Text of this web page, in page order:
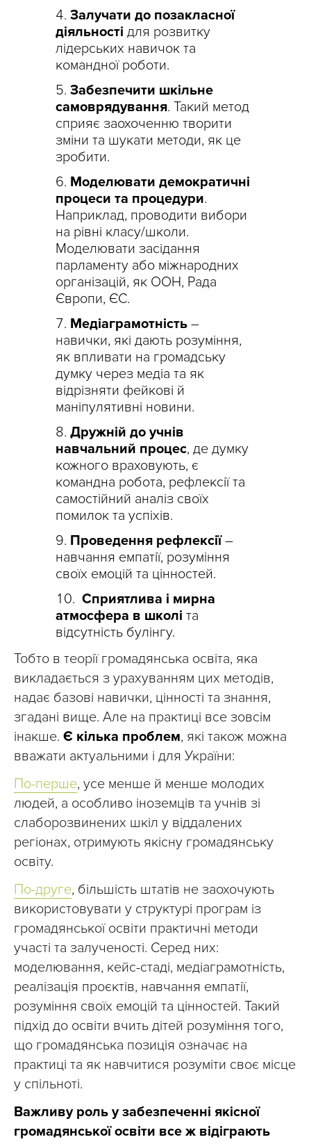
Залучати до позакласної
діяльності для розвитку
лідерських навичок та
командної роботи.
Забезпечити шкільне
самоврядування. Такий метод
сприяє заохоченню творити
зміни та шукати методи, як це
зробити.
Моделювати демократичні
процеси та процедури.
Наприклад, проводити вибори
на рівні класу/школи.
Моделювати засідання
парламенту або міжнародних
організацій, як ООН, Рада
Європи, ЄС.
Медіаграмотність –
навички, які дають розуміння,
як впливати на громадську
думку через медіа та як
відрізняти фейкові й
маніпулятивні новини.
Дружній до учнів
навчальний процес, де думку
кожного враховують, є
командна робота, рефлексії та
самостійний аналіз своїх
помилок та успіхів.
Проведення рефлексії–
навчання емпатії, розуміння
своїх емоцій та цінностей.
Сприятлива і мирна
атмосфера в школі та
відсутність булінгу.
Тобто в теорії громадянська освіта, яка
викладається з урахуванням цих методів,
надає базові навички, цінності та знання,
згадані вище. Але на практиці все зовсім
інакше. Є кілька проблем, які також можна
вважати актуальними і для України:
По-перше, усе менше й менше молодих
людей, а особливо іноземців та учнів зі
слаборозвинених шкіл у віддалених
регіонах, отримують якісну громадянську
освіту.
По-друге, більшість штатів не заохочують
використовувати у структурі програм із
громадянської освіти практичні методи
участі та залученості. Серед них:
моделювання, кейс-стаді, медіаграмотність,
реалізація проєктів, навчання емпатії,
розуміння своїх емоцій та цінностей. Такий
підхід до освіти вчить дітей розуміння того,
що громадянська позиція означає на
практиці та як навчитися розуміти своє місце
у спільноті.
Важливу роль у забезпеченні якісної
громадянської освіти все ж відіграють